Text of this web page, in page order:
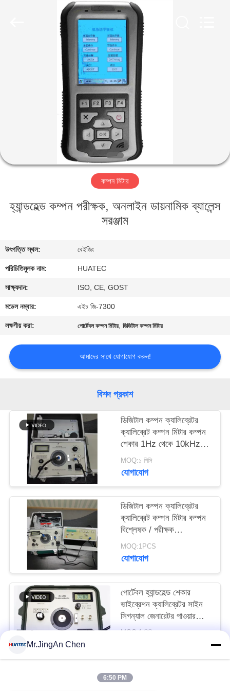
কারখানা
যোগাযোগ
করুন
উদ্ধৃতির
আবেদন
ম্যাপ
PRIVACY
POLICY
কম্পন মিটার
হ্যান্ডহেল্ড কম্পন পরীক্ষক, অনলাইন ডায়নামিক ব্যালেন্স
সরঞ্জাম
উৎপত্তি স্থল: বেইজিং
পরিচিতিমুলক নাম: HUATEC
সাক্ষ্যদান: ISO, CE, GOST
মডেল নম্বার: এইচ জি-7300
লক্ষণীয় করা: পোর্টেবল কম্পন মিটার,ডিজিটাল কম্পন মিটার
আমাদের সাথে যোগাযোগ করুন!
বিশদ প্রকাশ
ডিজিটাল কম্পন ক্যালিব্রেটর
ক্যালিব্রেট কম্পন মিটার কম্পন
শেকার 1Hz থেকে 10kHz
ক্রমাগত নিয়মিত HG-5020i
MOQ:১ পিসি
যোগাযোগ
ডিজিটাল কম্পন ক্যালিব্রেটর
ক্যালিব্রেট কম্পন মিটার কম্পন
বিশ্লেষক / পরীক্ষক
ISO10816 HG-5020i
MOQ:1PCS
যোগাযোগ
পোর্টেবল হ্যান্ডহেল্ড শেকার
ভাইব্রেশন ক্যালিব্রেটর সাইন
সিগন্যাল জেনারেটর পাওয়ার
অ্যামপ্লিফায়ার
MOQ:1 পিসি
Mr.JingAn Chen
6:50 PM